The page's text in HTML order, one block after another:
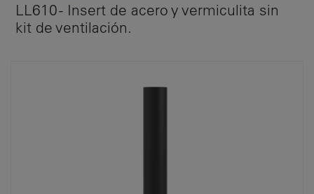
LL610 - Insert de acero y vermiculita sin
kit de ventilación.